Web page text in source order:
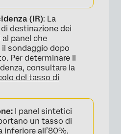
(IR): La
destinazione dei
panel che
sondaggio dopo
Per determinare il
consultare la
del tasso di
I panel sintetici
un tasso di
inferiore all’80%.